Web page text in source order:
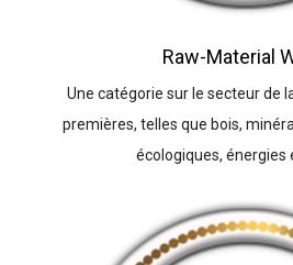
Raw-Material
Une catégorie sur le secteur de
premières, telles que bois,
écologiques, énergies